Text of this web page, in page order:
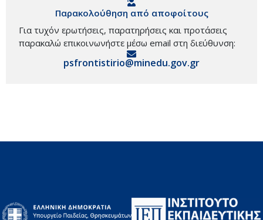
Παρακολούθηση από αποφοίτους
Για τυχόν ερωτήσεις, παρατηρήσεις και προτάσεις
παρακαλώ επικοινωνήστε μέσω email στη διεύθυνση:
psfrontistirio@minedu.gov.gr